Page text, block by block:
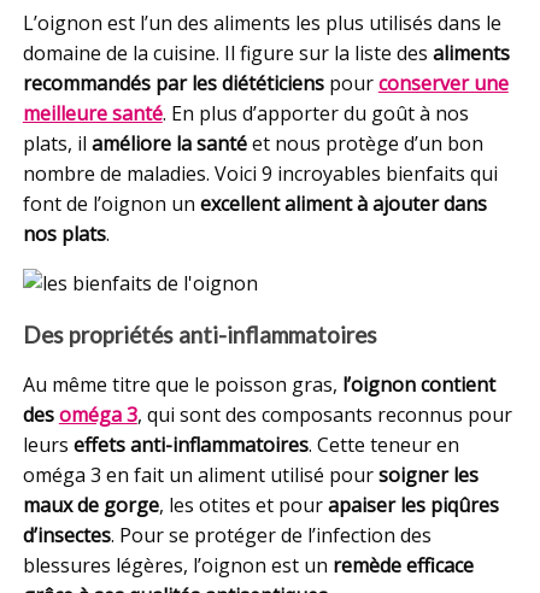
L’oignon est l’un des aliments les plus utilisés dans le
domaine de la cuisine. Il figure sur la liste des aliments
recommandés par les diététicienspourconserver une
meilleure santé. En plus d’apporter du goût à nos
plats, il améliore la santéet nous protège d’un bon
nombre de maladies. Voici 9 incroyables bienfaits qui
font de l’oignon un excellent aliment à ajouter dans
nos plats.
Des propriétés anti-inflammatoires
Au même titre que le poisson gras, l’oignon contient
desoméga 3, qui sont des composants reconnus pour
leurs effets anti-inflammatoires. Cette teneur en
oméga 3 en fait un aliment utilisé poursoigner les
maux de gorge, les otites et pourapaiser les piqûres
d’insectes. Pour se protéger de l’infection des
blessures légères, l’oignon est un remède efficace